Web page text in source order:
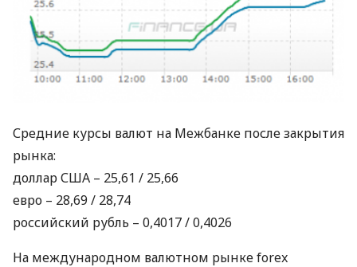
Средние курсы валют на Межбанке после закрытия
рынка:
долларСША – 25,61 / 25,66
евро – 28,69 / 28,74
российский рубль – 0,4017 / 0,4026
На международном валютном рынке forex